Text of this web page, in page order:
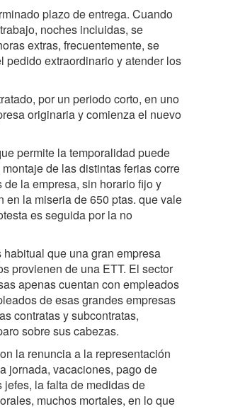
plazo de entrega. Cuando
noches incluidas, se
extras, frecuentemente, se
pedido extraordinario y atender los
por un periodo corto, en uno
originaria y comienza el nuevo
permite la temporalidad puede
de las distintas ferias corre
la empresa, sin horario fijo y
en la miseria de 650 ptas. que vale
es seguida por la no
que una gran empresa
provienen de una ETT. El sector
apenas cuentan con empleados
de esas grandes empresas
contratas y subcontratas,
sobre sus cabezas.
la renuncia a la representación
jornada, vacaciones, pago de
la falta de medidas de
muchos mortales, en lo que